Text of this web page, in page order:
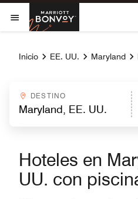
Skip to Content
Abrir el menú
Marriott
Inicio EE. UU. Maryland
DESTINO
Hoteles en
UU. con